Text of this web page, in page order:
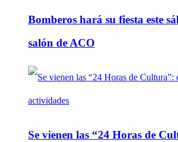
Bomberos hará su fiesta este
salón de ACO
Se vienen las “24 Horas de